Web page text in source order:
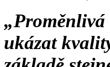
ukázat